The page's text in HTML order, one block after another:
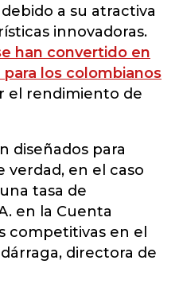
a su atractiva
innovadoras.
han convertido en
los colombianos
el rendimiento de
diseñados para
verdad, en el caso
tasa de
en la Cuenta
competitivas en el
directora de